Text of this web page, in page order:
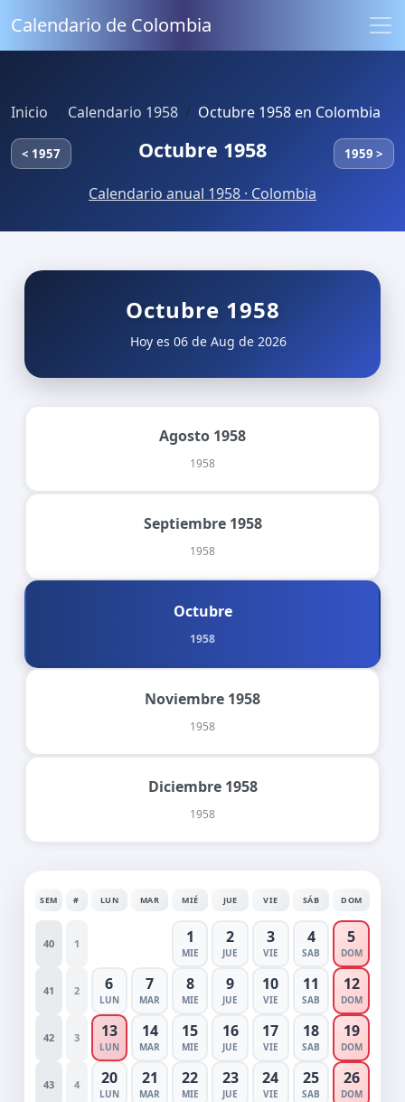
Calendario de Colombia
Inicio Calendario 1958 Octubre 1958 en Colombia
< 1957 Octubre 1958 1959 >
Calendario anual 1958 · Colombia
Octubre 1958
Hoy es 06 de Aug de 2026
Agosto 1958
1958
Septiembre 1958
1958
Octubre
1958
Noviembre 1958
1958
Diciembre 1958
1958
SEM # LUN MAR MIÉ JUE VIE SÁB DOM
40 1 1
MIE
2
JUE
3
VIE
4
SAB
5
DOM
41 2 6
LUN
7
MAR
8
MIE
9
JUE
10
VIE
11
SAB
12
DOM
42 3 13
LUN
14
MAR
15
MIE
16
JUE
17
VIE
18
SAB
19
DOM
43 4 20
LUN
21
MAR
22
MIE
23
JUE
24
VIE
25
SAB
26
DOM